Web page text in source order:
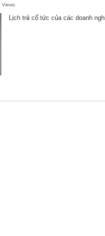
Views
Lịch trả cổ tức của các doanh